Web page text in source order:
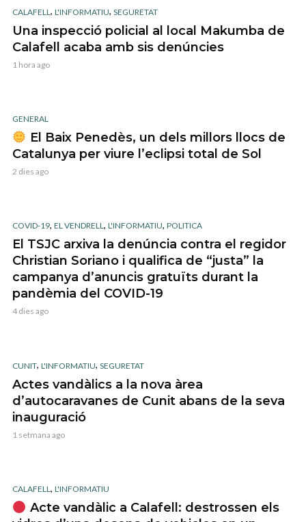
CALAFELL , L'INFORMATIU, SEGURETAT
Una inspecció policial al local Makumba de
Calafell acaba amb sis denúncies
1 hora ago
GENERAL
El Baix Penedès, un dels millors llocs de
Catalunya per viure l’eclipsi total de Sol
2 dies ago
COVID-19, EL VENDRELL, L'INFORMATIU, POLITICA
El TSJC arxiva la denúncia contra el regidor
Christian Soriano i qualifica de “justa” la
campanya d’anuncis gratuïts durant la
pandèmia del COVID-19
4 dies ago
CUNIT, L'INFORMATIU, SEGURETAT
Actes vandàlics a la nova àrea
d’autocaravanes de Cunit abans de la seva
inauguració
1 setmana ago
CALAFELL, L'INFORMATIU
Acte vandàlic a Calafell: destrossen els